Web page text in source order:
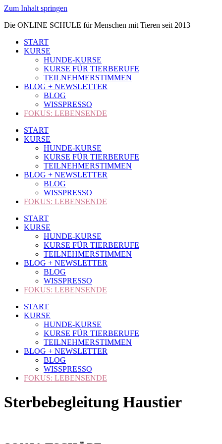
Zum Inhalt springen
Die ONLINE SCHULE für Menschen mit Tieren seit 2013
START
KURSE
HUNDE-KURSE
KURSE FÜR TIERBERUFE
TEILNEHMERSTIMMEN
BLOG + NEWSLETTER
BLOG
WISSPRESSO
FOKUS: LEBENSENDE
START
KURSE
HUNDE-KURSE
KURSE FÜR TIERBERUFE
TEILNEHMERSTIMMEN
BLOG + NEWSLETTER
BLOG
WISSPRESSO
FOKUS: LEBENSENDE
START
KURSE
HUNDE-KURSE
KURSE FÜR TIERBERUFE
TEILNEHMERSTIMMEN
BLOG + NEWSLETTER
BLOG
WISSPRESSO
FOKUS: LEBENSENDE
START
KURSE
HUNDE-KURSE
KURSE FÜR TIERBERUFE
TEILNEHMERSTIMMEN
BLOG + NEWSLETTER
BLOG
WISSPRESSO
FOKUS: LEBENSENDE
Sterbebegleitung Haustier